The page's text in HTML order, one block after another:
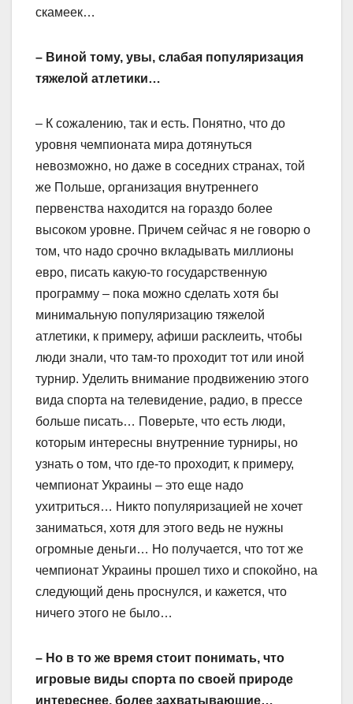
скамеек…
– Виной тому, увы, слабая популяризация
тяжелой атлетики…
– К сожалению, так и есть. Понятно, что до
уровня чемпионата мира дотянуться
невозможно, но даже в соседних странах, той
же Польше, организация внутреннего
первенства находится на гораздо более
высоком уровне. Причем сейчас я не говорю о
том, что надо срочно вкладывать миллионы
евро, писать какую-то государственную
программу – пока можно сделать хотя бы
минимальную популяризацию тяжелой
атлетики, к примеру, афиши расклеить, чтобы
люди знали, что там-то проходит тот или иной
турнир. Уделить внимание продвижению этого
вида спорта на телевидение, радио, в прессе
больше писать… Поверьте, что есть люди,
которым интересны внутренние турниры, но
узнать о том, что где-то проходит, к примеру,
чемпионат Украины – это еще надо
ухитриться… Никто популяризацией не хочет
заниматься, хотя для этого ведь не нужны
огромные деньги… Но получается, что тот же
чемпионат Украины прошел тихо и спокойно, на
следующий день проснулся, и кажется, что
ничего этого не было…
– Но в то же время стоит понимать, что
игровые виды спорта по своей природе
интереснее, более захватывающие…